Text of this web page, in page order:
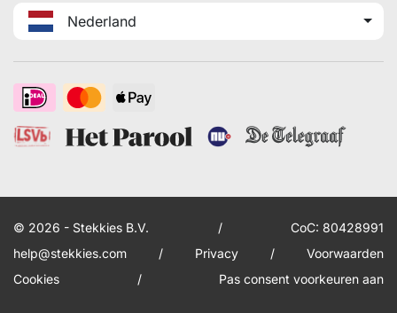
Nederland
© 2026 - Stekkies B.V. /
CoC: 80428991
help@stekkies.com
/ Privacy /
Voorwaarden
Cookies
/ Pas consent voorkeuren aan